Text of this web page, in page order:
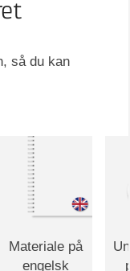
så du kan
Materiale på
engelsk